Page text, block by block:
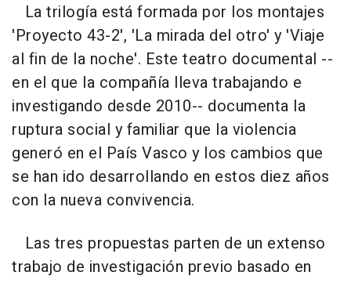
La trilogía está formada por los montajes
'Proyecto 43-2', 'La mirada del otro' y 'Viaje
al fin de la noche'. Este teatro documental --
en el que la compañía lleva trabajando e
investigando desde 2010-- documenta la
ruptura social y familiar que la violencia
generó en el País Vasco y los cambios que
se han ido desarrollando en estos diez años
con la nueva convivencia.
Las tres propuestas parten de un extenso
trabajo de investigación previo basado en